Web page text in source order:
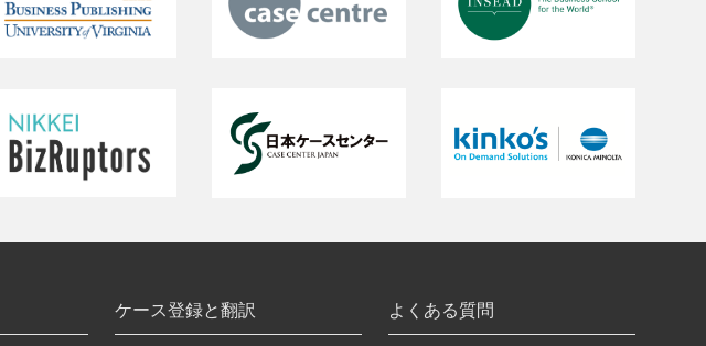
ケース登録と翻訳 よくある質問